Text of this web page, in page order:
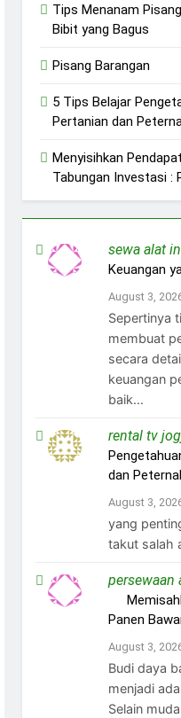
Tips Menanam
Bibit yang Bagus
Pisang Barangan
5 Tips Belajar
Pertanian dan
Menyisihkan
Tabungan Investasi :
sewa alat
Keuangan
August 3,
Sepertinya
membuat
secara
keuangan
baik...
rental tv
dan
August 3,
yang
takut salah
persewaan
Panen
August 3,
Budi daya
menjadi
Selain